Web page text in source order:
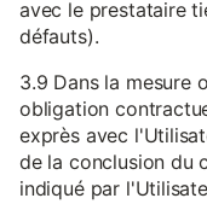
avec le prestataire
défauts).
3.9 Dans la mesure
obligation
exprès avec
de la conclusion du
indiqué par